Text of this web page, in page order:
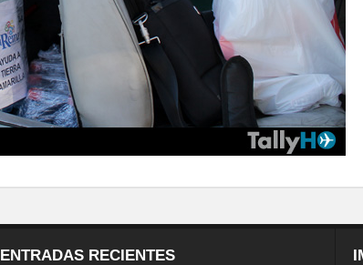
ENTRADAS RECIENTES